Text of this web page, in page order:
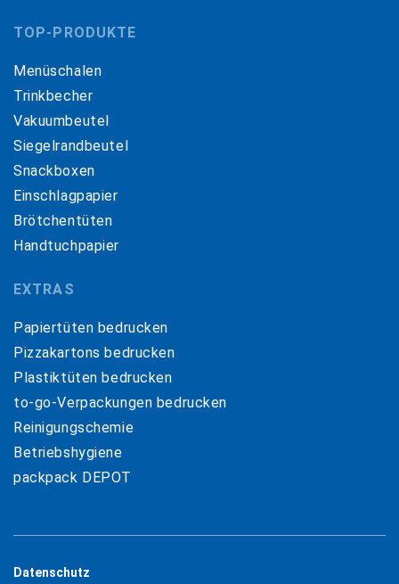
TOP-PRODUKTE
Menüschalen
Trinkbecher
Vakuumbeutel
Siegelrandbeutel
Snackboxen
Einschlagpapier
Brötchentüten
Handtuchpapier
EXTRAS
Papiertüten bedrucken
Pizzakartons bedrucken
Plastiktüten bedrucken
to-go-Verpackungen bedrucken
Reinigungschemie
Betriebshygiene
packpack DEPOT
Datenschutz